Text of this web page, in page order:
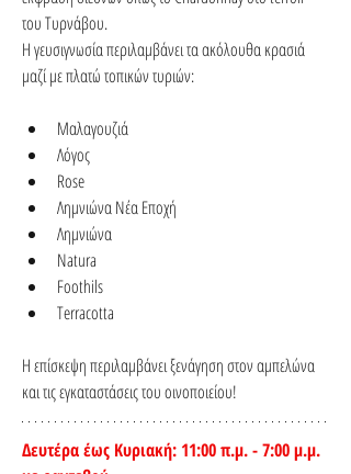
του Τυρνάβου.
Η γευσιγνωσία περιλαμβάνει τα ακόλουθα κρασιά
μαζί με πλατώ τοπικών τυριών:
Μαλαγουζιά
Λόγος
Rose
Λημνιώνα Νέα Εποχή
Λημνιώνα
Natura
Foothils
Terracotta
Η επίσκεψη περιλαμβάνει ξενάγηση στον αμπελώνα
και τις εγκαταστάσεις του οινοποιείου!
Δευτέρα έως Κυριακή: 11:00 π.μ. - 7:00 μ.μ.